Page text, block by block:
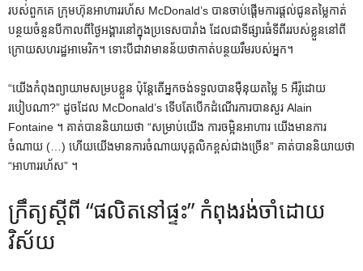
របស់ពួកគេ ក្រុមហ៊ុនអាហាររហ័ស McDonald’s បានចាប់ផ្តើមការផ្តល់ជូនតម្លៃកាត់
បន្ថយចំនួនបីកាលពីថ្ងៃអង្គារនៅក្នុងប្រទេសបារាំង ដែលជាទីផ្សារធំទីពីររបស់ខ្លួននៅពី
ក្រោយសហរដ្ឋអាមេរិក។ ទោះបីជាវាមានន័យថាកាត់បន្ថយរឹមរបស់អ្នក។
“យើងកំពុងព្យាយាមសម្របខ្លួន ប៉ុន្តែតើអ្នកចង់ទទួលបានម៉ឺនុយតម្លៃ 5 អឺរ៉ូដោយ
របៀបណា?” ដូចដែល McDonald’s ទើបតែបើកដំណើរការបានសួរ Alain
Fontaine ។ គាត់បាននិយាយថា “សម្រាប់យើង ការចម្អិនអាហារ យើងមានការ
ចំណាយ (…) ហើយយើងមានការចំណាយបុគ្គលិកខ្ពស់ជាងច្រើន” គាត់បាននិយាយថា
“អាហាររហ័ស” ។
ក្រឹត្យស្តីពី “ផលិតនៅផ្ទះ” កំពុងរង់ចាំដោយ
វិស័យ